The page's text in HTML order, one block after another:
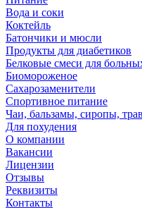
Вода и соки
Коктейль
Батончики и мюсли
Продукты для диабетиков
Белковые смеси для
Биомороженое
Сахарозаменители
Спортивное питание
Чаи, бальзамы, сиропы,
Для похудения
О компании
Вакансии
Лицензии
Отзывы
Реквизиты
Контакты